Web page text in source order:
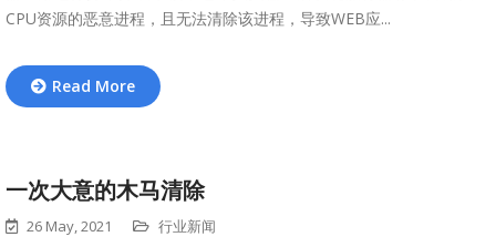
CPU资源的恶意进程，且无法清除该进程，导致WEB应...
Read More
一次大意的木马清除
26 May, 2021 行业新闻